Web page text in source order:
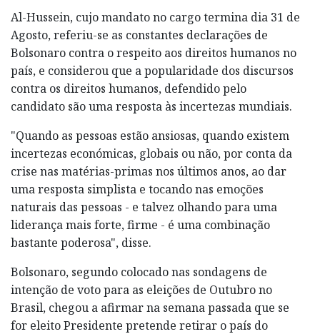
Al-Hussein, cujo mandato no cargo termina dia 31 de
Agosto, referiu-se as constantes declarações de
Bolsonaro contra o respeito aos direitos humanos no
país, e considerou que a popularidade dos discursos
contra os direitos humanos, defendido pelo
candidato são uma resposta às incertezas mundiais.
"Quando as pessoas estão ansiosas, quando existem
incertezas económicas, globais ou não, por conta da
crise nas matérias-primas nos últimos anos, ao dar
uma resposta simplista e tocando nas emoções
naturais das pessoas - e talvez olhando para uma
liderança mais forte, firme - é uma combinação
bastante poderosa", disse.
Bolsonaro, segundo colocado nas sondagens de
intenção de voto para as eleições de Outubro no
Brasil, chegou a afirmar na semana passada que se
for eleito Presidente pretende retirar o país do